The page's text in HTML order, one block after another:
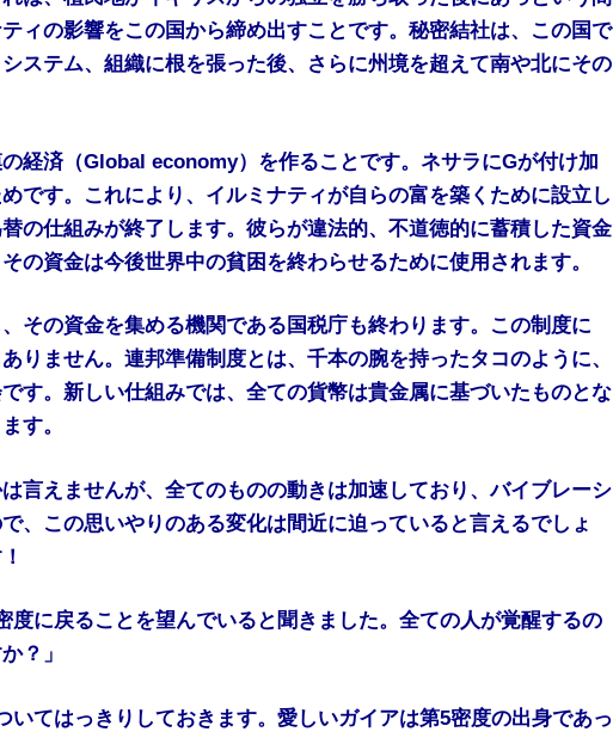
ィの影響をこの国から締め出すことです。秘密結社は、この国で
ステム、組織に根を張った後、さらに州境を超えて南や北にその
経済（Global economy）を作ることです。ネサラにGが付け加
です。これにより、イルミナティが自らの富を築くために設立し
の仕組みが終了します。彼らが違法的、不道徳的に蓄積した資金
の資金は今後世界中の貧困を終わらせるために使用されます。
その資金を集める機関である国税庁も終わります。この制度に
りません。連邦準備制度とは、千本の腕を持ったタコのように、
す。新しい仕組みでは、全ての貨幣は貴金属に基づいたものとな
す。
言えませんが、全てのものの動きは加速しており、バイブレーシ
、この思いやりのある変化は間近に迫っていると言えるでしょ
度に戻ることを望んでいると聞きました。全ての人が覚醒するの
？」
いてはっきりしておきます。愛しいガイアは第5密度の出身であっ